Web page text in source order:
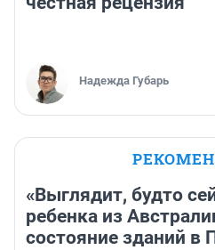
Надежда Губарь
«Выглядит, будто
ребенка из
состояние зданий в